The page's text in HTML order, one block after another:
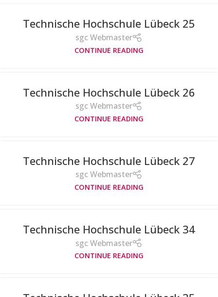
Technische Hochschule Lübeck 25
sgc Webmaster
CONTINUE READING
Technische Hochschule Lübeck 26
sgc Webmaster
CONTINUE READING
Technische Hochschule Lübeck 27
sgc Webmaster
CONTINUE READING
Technische Hochschule Lübeck 34
sgc Webmaster
CONTINUE READING